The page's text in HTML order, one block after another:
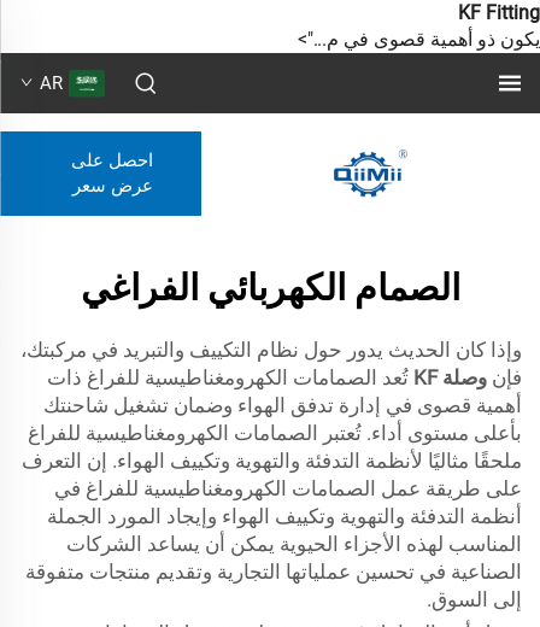
KF Fitting
يكون ذو أهمية قصوى في م...">
AR
احصل على
عرض سعر
الصمام الكهربائي الفراغي
وإذا كان الحديث يدور حول نظام التكييف والتبريد في مركبتك،
فإن وصلة KF
تُعد الصمامات الكهرومغناطيسية للفراغ ذات
أهمية قصوى في إدارة تدفق الهواء وضمان تشغيل شاحنتك
بأعلى مستوى أداء. تُعتبر الصمامات الكهرومغناطيسية للفراغ
ملحقًا مثاليًا لأنظمة التدفئة والتهوية وتكييف الهواء. إن التعرف
على طريقة عمل الصمامات الكهرومغناطيسية للفراغ في
أنظمة التدفئة والتهوية وتكييف الهواء وإيجاد المورد الجملة
المناسب لهذه الأجزاء الحيوية يمكن أن يساعد الشركات
الصناعية في تحسين عملياتها التجارية وتقديم منتجات متفوقة
إلى السوق.